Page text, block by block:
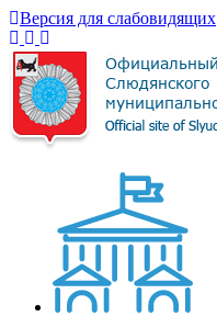
Версия для слабовидящих